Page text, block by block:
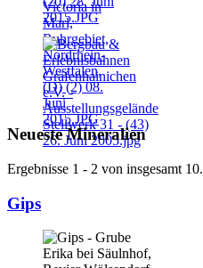
Neueste Mineralien
Ergebnisse 1 - 2 von insgesamt 10.
Gips